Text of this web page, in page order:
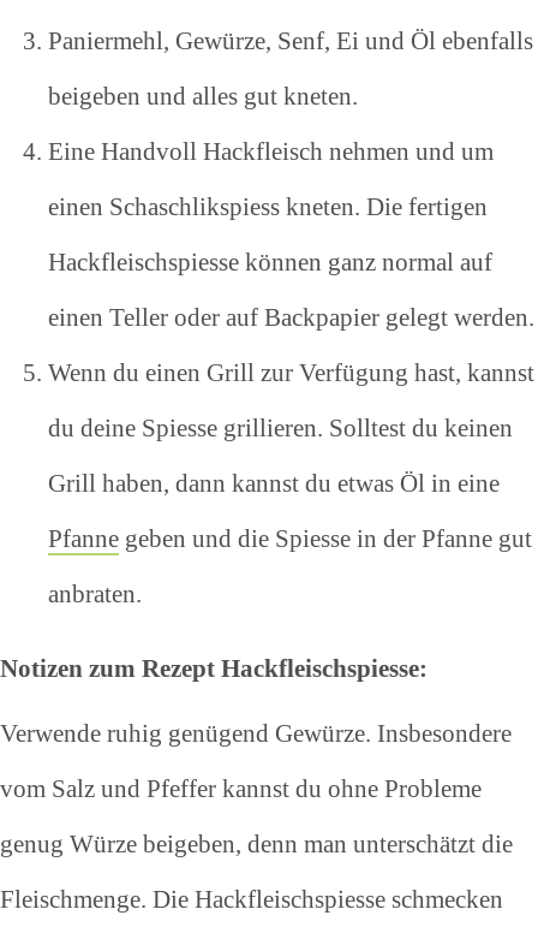
Paniermehl, Gewürze, Senf, Ei und Öl ebenfalls
beigeben und alles gut kneten.
Eine Handvoll Hackfleisch nehmen und um
einen Schaschlikspiess kneten. Die fertigen
Hackfleischspiesse können ganz normal auf
einen Teller oder auf Backpapier gelegt werden.
Wenn du einen Grill zur Verfügung hast, kannst
du deine Spiesse grillieren. Solltest du keinen
Grill haben, dann kannst du etwas Öl in eine
Pfanne geben und die Spiesse in der Pfanne gut
anbraten.
Notizen zum Rezept Hackfleischspiesse:
Verwende ruhig genügend Gewürze. Insbesondere
vom Salz und Pfeffer kannst du ohne Probleme
genug Würze beigeben, denn man unterschätzt die
Fleischmenge. Die Hackfleischspiesse schmecken